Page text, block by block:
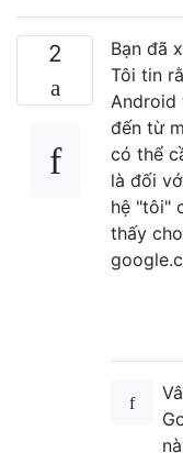
2 Bạn đã
Tôi tin
Android
đến từ
có thể
là đối
hệ "tôi"
thấy